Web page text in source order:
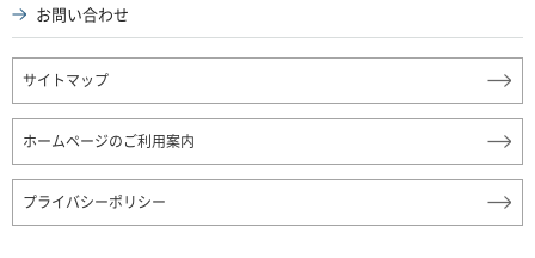
お問い合わせ
サイトマップ
ホームページのご利用案内
プライバシーポリシー